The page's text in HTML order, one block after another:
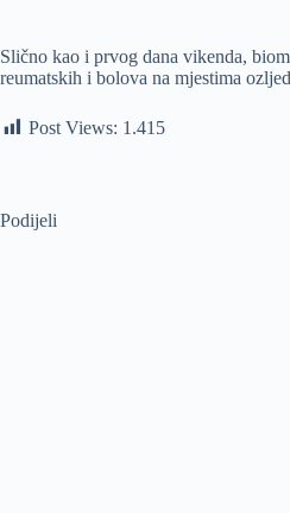
Slično kao i prvog dana vikenda,
reumatskih i bolova na mjestima
Post Views: 1.415
Podijeli